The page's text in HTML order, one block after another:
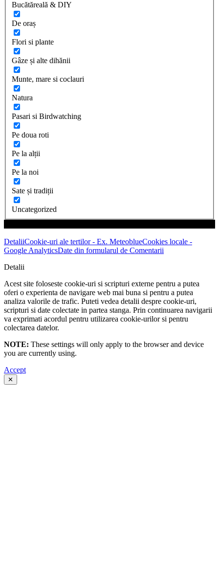
Bucătăreală & DIY
De oraș
Flori si plante
Gâze și alte dihănii
Munte, mare si coclauri
Natura
Pasari si Birdwatching
Pe doua roti
Pe la alții
Pe la noi
Sate și tradiții
Uncategorized
DetaliiCookie-uri ale tertilor - Ex. MeteoblueCookies locale -
Google AnalyticsDate din formularul de Comentarii
Detalii
Acest site foloseste cookie-uri si scripturi externe pentru a putea
oferi o experienta de navigare web mai buna si pentru a putea
analiza valorile de trafic. Puteti vedea detalii despre cookie-uri,
scripturi si date colectate in partea stanga. Prin continuarea navigarii
va exprimati acordul pentru utilizarea cookie-urilor si pentru
colectarea datelor.
NOTE: These settings will only apply to the browser and device
you are currently using.
Accept
✕